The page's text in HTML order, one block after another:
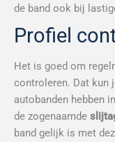
de band ook bij
Profiel
Het is goed om
controleren. Dat kun
autobanden hebben
de zogenaamde
band gelijk is met